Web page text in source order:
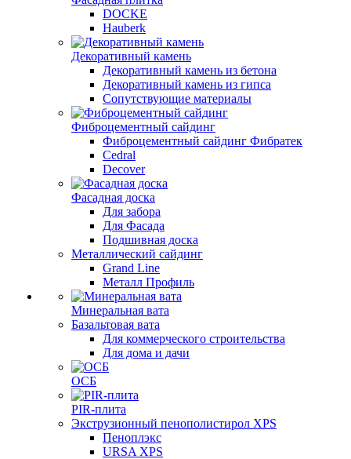
DOCKE
Hauberk
Декоративный камень
Декоративный камень из бетона
Декоративный камень из гипса
Сопутствующие материалы
Фиброцементный сайдинг
Фиброцементный сайдинг Фибратек
Cedral
Decover
Фасадная доска
Для забора
Для Фасада
Подшивная доска
Металлический сайдинг
Grand Line
Металл Профиль
Минеральная вата
Базальтовая вата
Для коммерческого строительства
Для дома и дачи
ОСБ
PIR-плита
Экструзионный пенополистирол XPS
Пеноплэкс
URSA XPS